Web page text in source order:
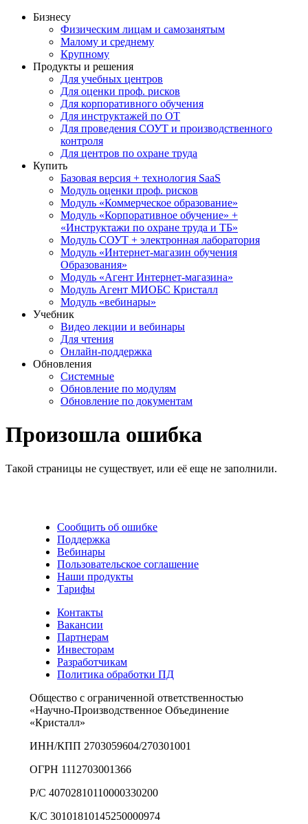
Бизнесу
Физическим лицам и самозанятым
Малому и среднему
Крупному
Продукты и решения
Для учебных центров
Для оценки проф. рисков
Для корпоративного обучения
Для инструктажей по ОТ
Для проведения СОУТ и производственного
контроля
Для центров по охране труда
Купить
Базовая версия + технология SaaS
Модуль оценки проф. рисков
Модуль «Коммерческое образование»
Модуль «Корпоративное обучение» +
«Инструктажи по охране труда и ТБ»
Модуль СОУТ + электронная лаборатория
Модуль «Интернет-магазин обучения
Образования»
Модуль «Агент Интернет-магазина»
Модуль Агент МИОБС Кристалл
Модуль «вебинары»
Учебник
Видео лекции и вебинары
Для чтения
Онлайн-поддержка
Обновления
Системные
Обновление по модулям
Обновление по документам
Произошла ошибка
Такой страницы не существует, или её еще не заполнили.
Сообщить об ошибке
Поддержка
Вебинары
Пользовательское соглашение
Наши продукты
Тарифы
Контакты
Вакансии
Партнерам
Инвесторам
Разработчикам
Политика обработки ПД
Общество с ограниченной ответственностью
«Научно-Производственное Объединение
«Кристалл»
ИНН/КПП 2703059604/270301001
ОГРН 1112703001366
Р/С 40702810110000330200
К/С 30101810145250000974